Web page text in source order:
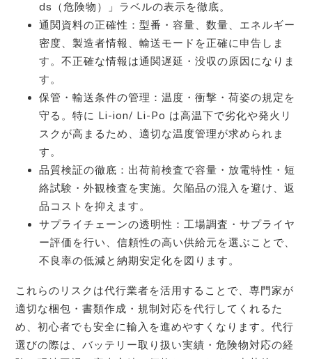
ds（危険物）」ラベルの表示を徹底。
通関資料の正確性：型番・容量、数量、エネルギー
密度、製造者情報、輸送モードを正確に申告しま
す。不正確な情報は通関遅延・没収の原因になりま
す。
保管・輸送条件の管理：温度・衝撃・荷姿の規定を
守る。特に Li-ion/ Li-Po は高温下で劣化や発火リ
スクが高まるため、適切な温度管理が求められま
す。
品質検証の徹底：出荷前検査で容量・放電特性・短
絡試験・外観検査を実施。欠陥品の混入を避け、返
品コストを抑えます。
サプライチェーンの透明性：工場調査・サプライヤ
ー評価を行い、信頼性の高い供給元を選ぶことで、
不良率の低減と納期安定化を図ります。
これらのリスクは代行業者を活用することで、専門家が
適切な梱包・書類作成・規制対応を代行してくれるた
め、初心者でも安全に輸入を進めやすくなります。代行
選びの際は、バッテリー取り扱い実績・危険物対応の経